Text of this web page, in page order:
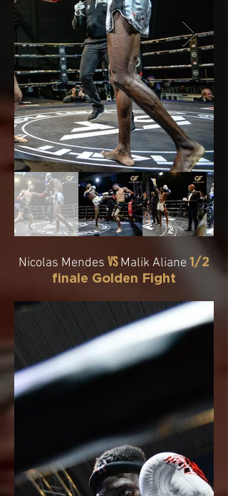
Nicolas Mendes VSMalik Aliane 1/2
finale Golden Fight